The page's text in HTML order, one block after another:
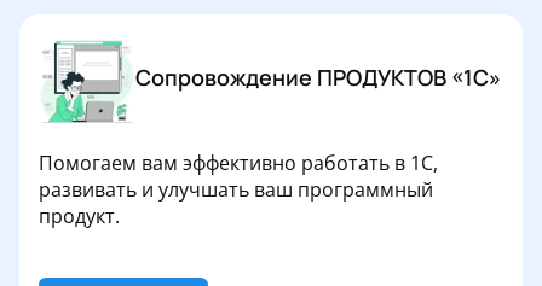
Сопровождение ПРОДУКТОВ «1С»
Помогаем вам эффективно работать в 1С,
развивать и улучшать ваш программный
продукт.